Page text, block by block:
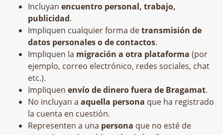
Incluyan encuentro personal, trabajo,
publicidad.
Impliquen cualquier forma detransmisión de
datos personales o de contactos.
Impliquen la migración a otra plataforma (por
ejemplo, correo electrónico, redes sociales, chat
etc.).
Impliquen envío de dinero fuera de Bragamat.
No incluyan a aquella persona que ha registrado
la cuenta en cuestión.
Representen a una persona que no esté de